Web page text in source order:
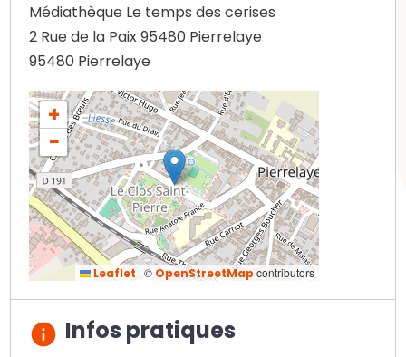
Médiathèque Le temps des cerises
2 Rue de la Paix 95480 Pierrelaye
95480 Pierrelaye
+
−
Leaflet | © OpenStreetMapcontributors
Infos pratiques